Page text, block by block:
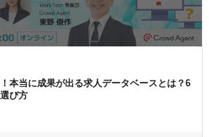
本当に成果が出る求人データベースとは？ 6
び方